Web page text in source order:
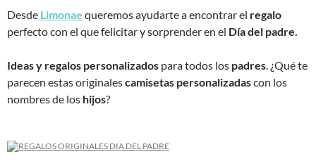
Desde Limonae queremos ayudarte a encontrar el regalo
perfecto con el que felicitar y sorprender en el Día del padre.
Ideas y regalos personalizados para todos los padres . ¿Qué te
parecen estas originalescamisetas personalizadascon los
nombres de los hijos?